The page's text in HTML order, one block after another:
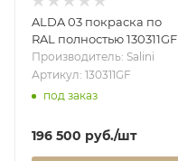
ALDA 03 покраска по
RAL полностью 130311GF
Производитель: Salini
Артикул: 130311GF
под заказ
196 500 руб./шт